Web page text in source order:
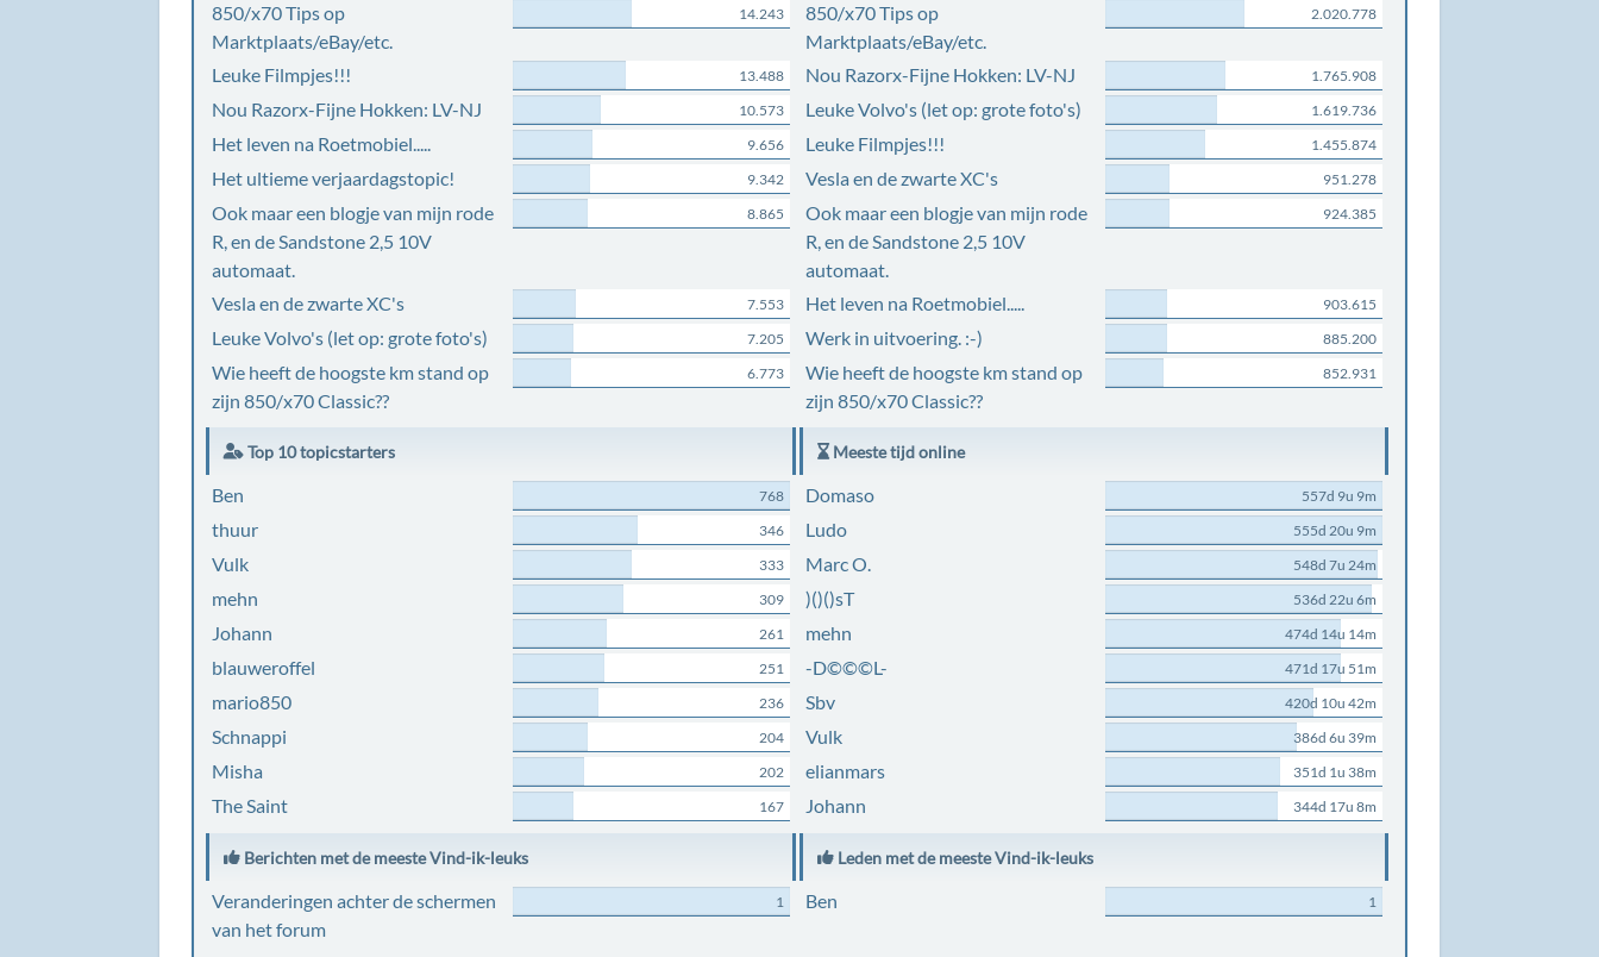
850/x70 Tips op
Marktplaats/eBay/etc.
14.243
Leuke Filmpjes!!! 13.488
Nou Razorx-Fijne Hokken: LV-NJ 10.573
Het leven na Roetmobiel..... 9.656
Het ultieme verjaardagstopic! 9.342
Ook maar een blogje van mijn rode
R, en de Sandstone 2,5 10V
automaat.
8.865
Vesla en de zwarte XC's 7.553
Leuke Volvo's (let op: grote foto's) 7.205
Wie heeft de hoogste km stand op
zijn 850/x70 Classic??
6.773
850/x70 Tips op
Marktplaats/eBay/etc.
2.020.778
Nou Razorx-Fijne Hokken: LV-NJ 1.765.908
Leuke Volvo's (let op: grote foto's) 1.619.736
Leuke Filmpjes!!! 1.455.874
Vesla en de zwarte XC's 951.278
Ook maar een blogje van mijn rode
R, en de Sandstone 2,5 10V
automaat.
924.385
Het leven na Roetmobiel..... 903.615
Werk in uitvoering. :-) 885.200
Wie heeft de hoogste km stand op
zijn 850/x70 Classic??
852.931
Top 10 topicstarters
Ben 768
thuur 346
Vulk 333
mehn 309
Johann 261
blauweroffel 251
mario850 236
Schnappi 204
Misha 202
The Saint 167
Meeste tijd online
Domaso 557d 9u 9m
Ludo 555d 20u 9m
Marc O. 548d 7u 24m
)()()sT 536d 22u 6m
mehn 474d 14u 14m
-D©©©L- 471d 17u 51m
Sbv 420d 10u 42m
Vulk 386d 6u 39m
elianmars 351d 1u 38m
Johann 344d 17u 8m
Berichten met de meeste Vind-ik-leuks
Veranderingen achter de schermen
van het forum
1
Leden met de meeste Vind-ik-leuks
Ben 1